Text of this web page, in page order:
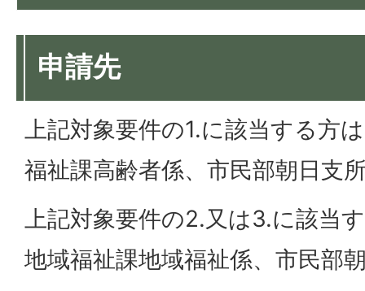
申請先
上記対象要件の1.に該当する方
福祉課高齢者係、市民部朝日支
上記対象要件の2.又は3.に該当
地域福祉課地域福祉係、市民部